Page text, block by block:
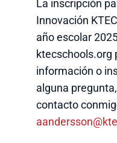
La inscripción
Innovación
año escolar
ktecschools.org
información o
alguna
contacto